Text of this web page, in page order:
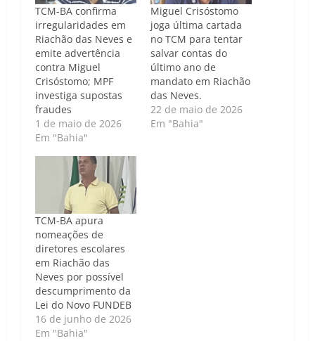
TCM-BA confirma
irregularidades em
Riachão das Neves e
emite advertência
contra Miguel
Crisóstomo; MPF
investiga supostas
fraudes
1 de maio de 2026
Em "Bahia"
Miguel Crisóstomo
joga última cartada
no TCM para tentar
salvar contas do
último ano de
mandato em Riachão
das Neves.
22 de maio de 2026
Em "Bahia"
TCM-BA apura
nomeações de
diretores escolares
em Riachão das
Neves por possível
descumprimento da
Lei do Novo FUNDEB
16 de junho de 2026
Em "Bahia"